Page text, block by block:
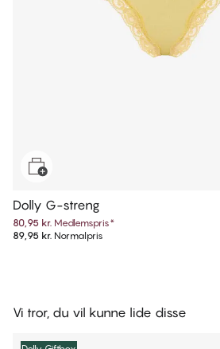
Dolly G-streng
80,95 kr. Medlemspris*
89,95 kr. Normalpris
Vi tror, du vil kunne lide disse